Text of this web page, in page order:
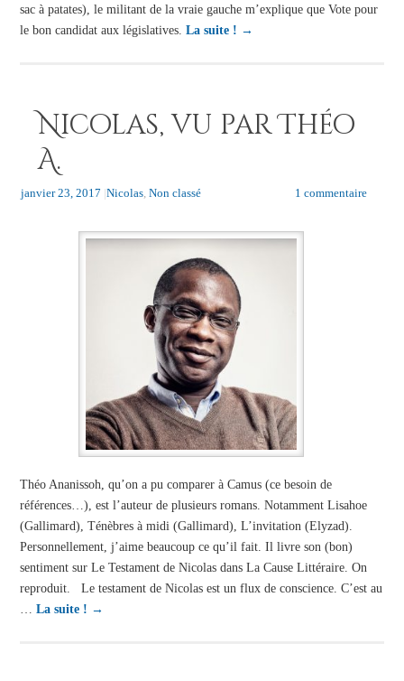
sac à patates), le militant de la vraie gauche m’explique que Vote pour
le bon candidat aux législatives. La suite ! →
Nicolas, vu par Théo
A.
janvier 23, 2017 |Nicolas, Non classé 1 commentaire
Théo Ananissoh, qu’on a pu comparer à Camus (ce besoin de
références…), est l’auteur de plusieurs romans. Notamment Lisahoe
(Gallimard), Ténèbres à midi (Gallimard), L’invitation (Elyzad).
Personnellement, j’aime beaucoup ce qu’il fait. Il livre son (bon)
sentiment sur Le Testament de Nicolas dans La Cause Littéraire. On
reproduit. Le testament de Nicolas est un flux de conscience. C’est au
La suite ! →